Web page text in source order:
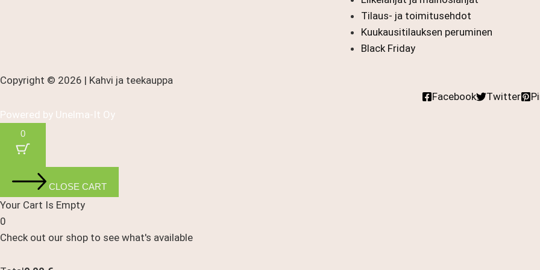
Tilaus- ja toimitusehdot
Kuukausitilauksen peruminen
Black Friday
Copyright © 2026 | Kahvi ja teekauppa
Powered by Unelma-It Oy
Facebook Twitter
0
CLOSE CART
Your Cart Is Empty
0
Check out our shop to see what's available